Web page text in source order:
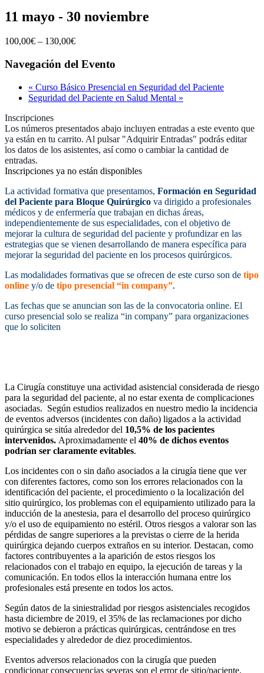
11 mayo - 30 noviembre
100,00€ – 130,00€
Navegación del Evento
« Curso Básico Presencial en Seguridad del Paciente
Seguridad del Paciente en Salud Mental »
Inscripciones
Los números presentados abajo incluyen entradas a este evento que
ya están en tu carrito. Al pulsar "Adquirir Entradas" podrás editar
los datos de los asistentes, así como o cambiar la cantidad de
entradas.
Inscripciones ya no están disponibles
La actividad formativa que presentamos, Formación en Seguridad
del Paciente para Bloque Quirúrgico va dirigido a profesionales
médicos y de enfermería que trabajan en dichas áreas,
independientemente de sus especialidades, con el objetivo de
mejorar la cultura de seguridad del paciente y profundizar en las
estrategias que se vienen desarrollando de manera específica para
mejorar la seguridad del paciente en los procesos quirúrgicos.
Las modalidades formativas que se ofrecen de este curso son de tipo
online y/o de tipo presencial “in company”.
Las fechas que se anuncian son las de la convocatoria online. El
curso presencial solo se realiza “in company” para organizaciones
que lo soliciten
La Cirugía constituye una actividad asistencial considerada de riesgo
para la seguridad del paciente, al no estar exenta de complicaciones
asociadas. Según estudios realizados en nuestro medio la incidencia
de eventos adversos (incidentes con daño) ligados a la actividad
quirúrgica se sitúa alrededor del 10,5% de los pacientes
intervenidos. Aproximadamente el 40% de dichos eventos
podrían ser claramente evitables.
Los incidentes con o sin daño asociados a la cirugía tiene que ver
con diferentes factores, como son los errores relacionados con la
identificación del paciente, el procedimiento o la localización del
sitio quirúrgico, los problemas con el equipamiento utilizado para la
inducción de la anestesia, para el desarrollo del proceso quirúrgico
y/o el uso de equipamiento no estéril. Otros riesgos a valorar son las
pérdidas de sangre superiores a la previstas o cierre de la herida
quirúrgica dejando cuerpos extraños en su interior. Destacan, como
factores contribuyentes a la aparición de estos riesgos los
relacionados con el trabajo en equipo, la ejecución de tareas y la
comunicación. En todos ellos la interacción humana entre los
profesionales está presente en todos los actos.
Según datos de la siniestralidad por riesgos asistenciales recogidos
hasta diciembre de 2019, el 35% de las reclamaciones por dicho
motivo se debieron a prácticas quirúrgicas, centrándose en tres
especialidades y alrededor de diez procedimientos.
Eventos adversos relacionados con la cirugía que pueden
condicionar consecuencias severas son el error de sitio/paciente,